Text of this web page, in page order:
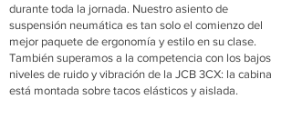
durante toda la jornada. Nuestro asiento de
suspensión neumática es tan solo el comienzo del
mejor paquete de ergonomía y estilo en su clase.
También superamos a la competencia con los bajos
niveles de ruido y vibración de la JCB 3CX: la cabina
está montada sobre tacos elásticos y aislada.